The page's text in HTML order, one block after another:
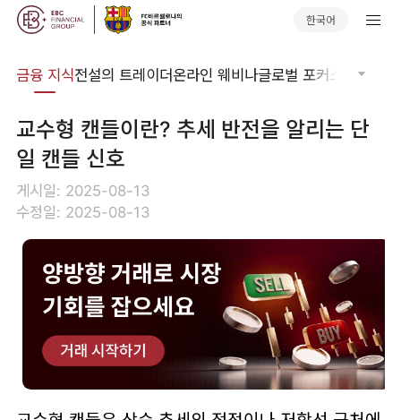
한국어
금융 지식전설의 트레이더온라인 웨비나글로벌 포커스 기술적
교수형 캔들이란? 추세 반전을 알리는 단
일 캔들 신호
게시일: 2025-08-13
수정일: 2025-08-13